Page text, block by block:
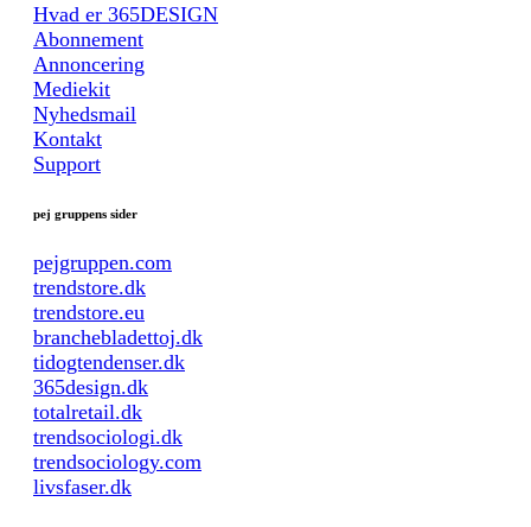
Hvad er 365DESIGN
Abonnement
Annoncering
Mediekit
Nyhedsmail
Kontakt
Support
pej gruppens sider
pejgruppen.com
trendstore.dk
trendstore.eu
branchebladettoj.dk
tidogtendenser.dk
365design.dk
totalretail.dk
trendsociologi.dk
trendsociology.com
livsfaser.dk